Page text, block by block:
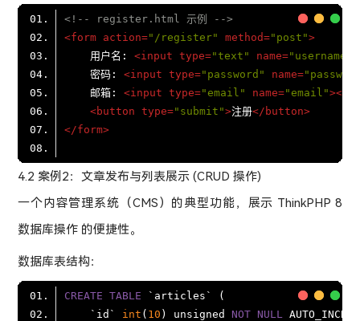
<!-- register.html 示例 -->
<form action="/register" method="post">
    用户名:
<input type="text" name="username"
    密码:
<input type="password" name=
    邮箱:
<input type="email" name="email"><br
<button type="submit">注册</ button>
</form>
4.2 案例2：文章发布与列表展示 (CRUD 操作)
一个内容管理系统（CMS）的典型功能，展示 ThinkPHP 8
数据库操作 的便捷性。
数据库表结构：
CREATE TABLE
    `id`
int ( 10 ) unsigned NOT
NULL